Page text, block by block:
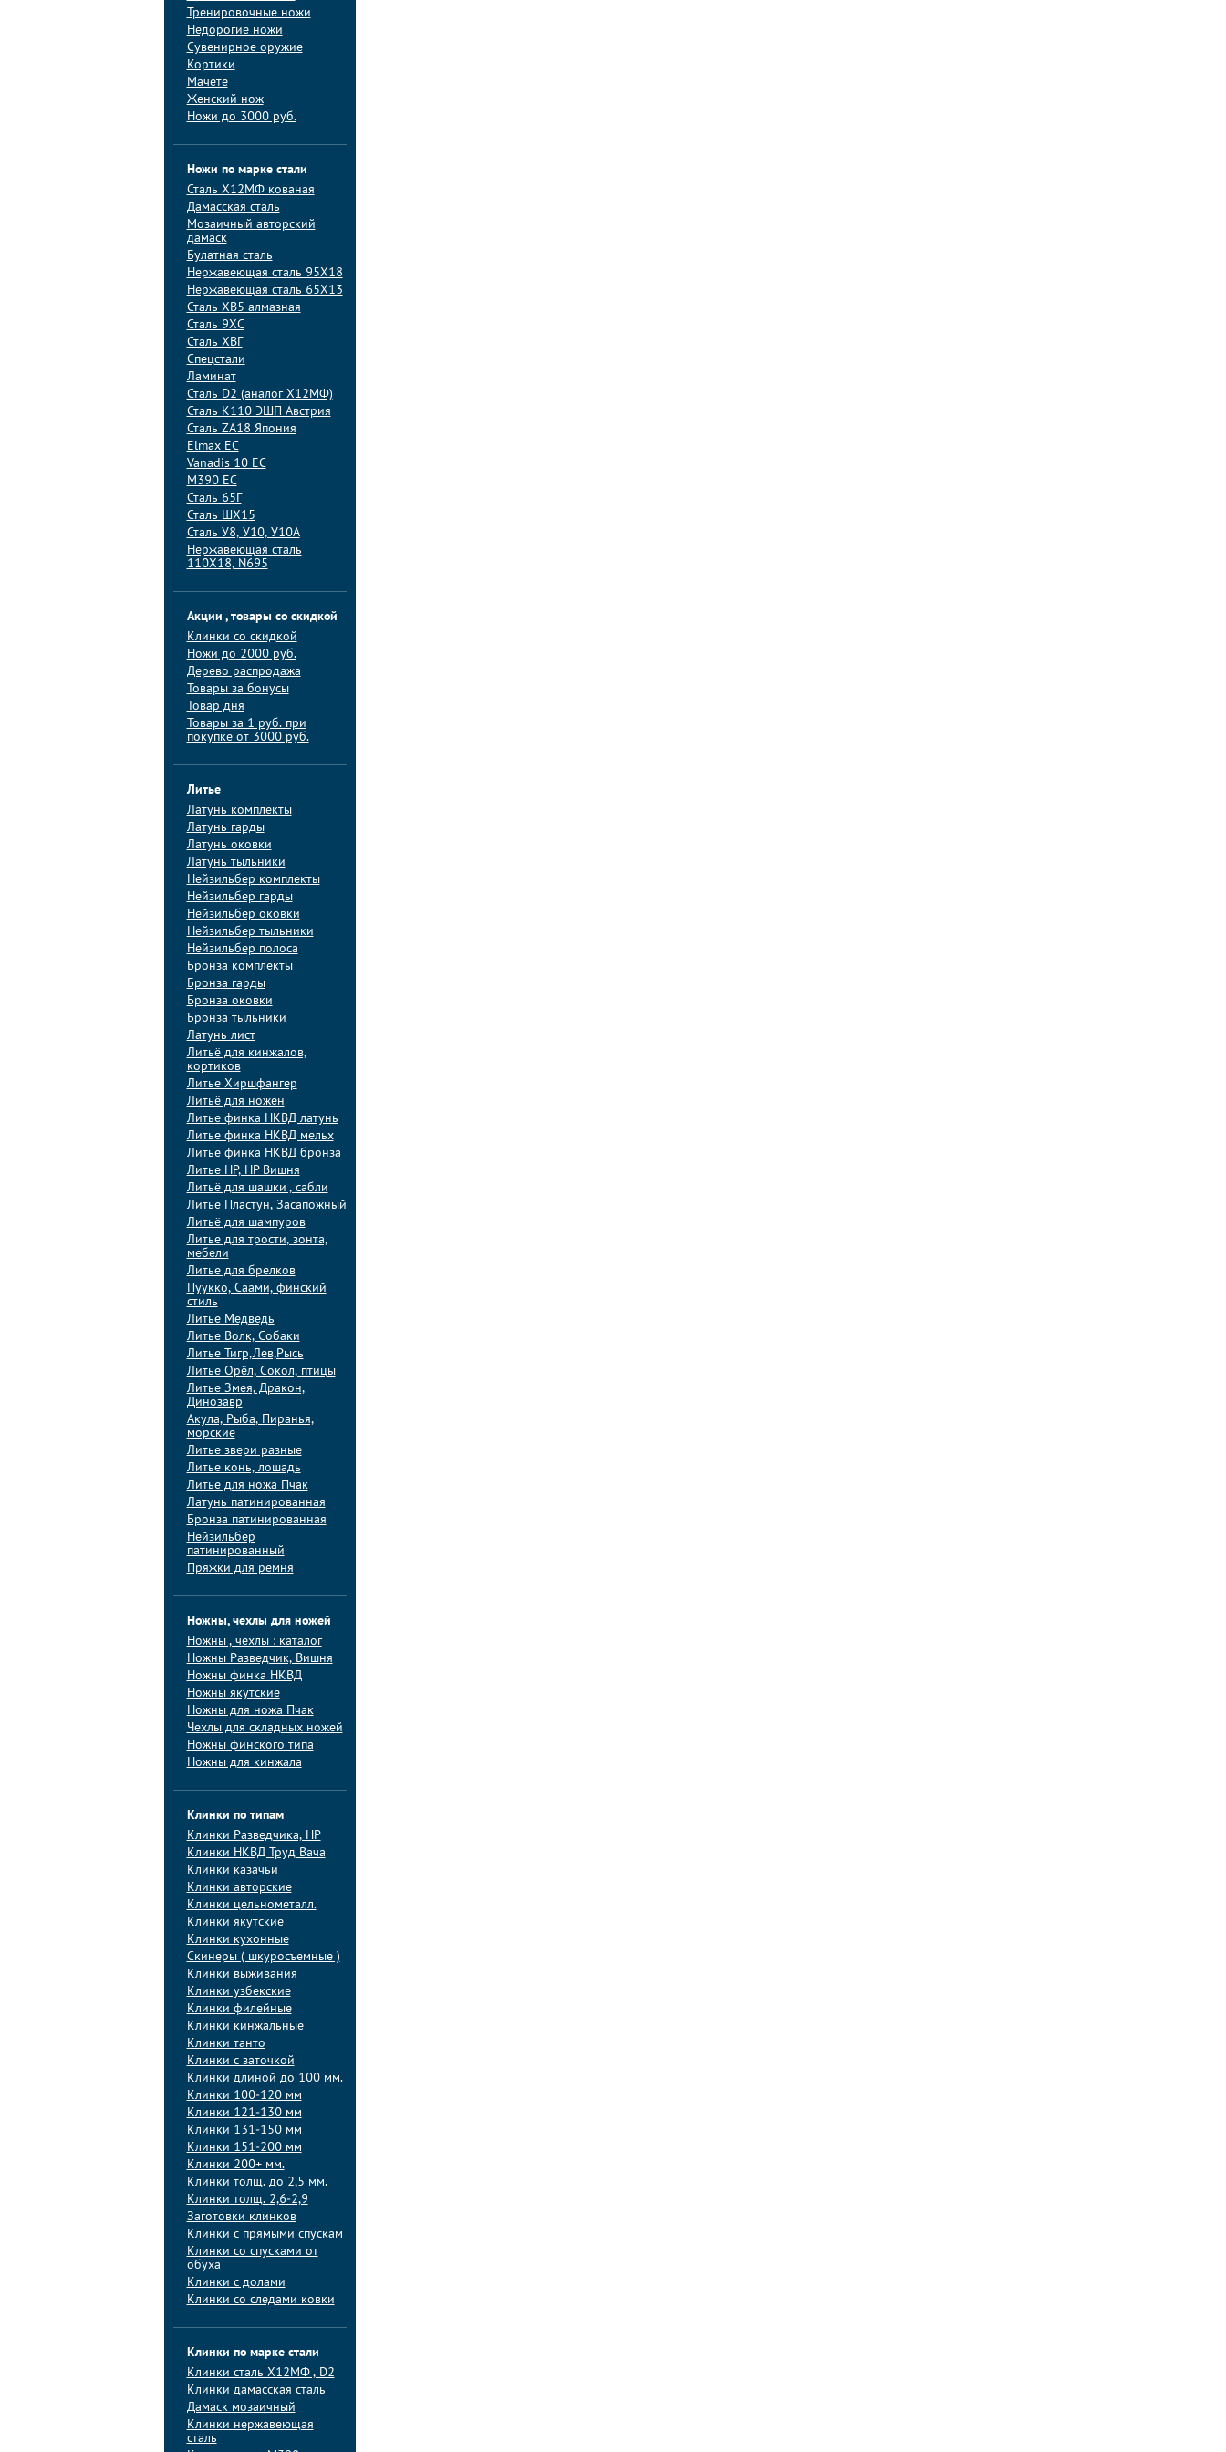
Тренировочные ножи
Недорогие ножи
Сувенирное оружие
Кортики
Мачете
Женский нож
Ножи до 3000 руб.
Ножи по марке стали
Сталь Х12МФ кованая
Дамасская сталь
Мозаичный авторский
дамаск
Булатная сталь
Нержавеющая сталь 95Х18
Нержавеющая сталь 65Х13
Сталь ХВ5 алмазная
Сталь 9ХС
Сталь ХВГ
Спецстали
Ламинат
Сталь D2 (аналог Х12МФ)
Сталь K110 ЭШП Австрия
Сталь ZA18 Япония
Elmax ЕС
Vanadis 10 ЕС
M390 ЕС
Сталь 65Г
Сталь ШХ15
Сталь У8, У10, У10А
Нержавеющая сталь
110Х18, N695
Акции , товары со скидкой
Клинки со скидкой
Ножи до 2000 руб.
Дерево распродажа
Товары за бонусы
Товар дня
Товары за 1 руб. при
покупке от 3000 руб.
Литье
Латунь комплекты
Латунь гарды
Латунь оковки
Латунь тыльники
Нейзильбер комплекты
Нейзильбер гарды
Нейзильбер оковки
Нейзильбер тыльники
Нейзильбер полоса
Бронза комплекты
Бронза гарды
Бронза оковки
Бронза тыльники
Латунь лист
Литьё для кинжалов,
кортиков
Литье Хиршфангер
Литьё для ножен
Литье финка НКВД латунь
Литье финка НКВД мельх
Литье финка НКВД бронза
Литье НР, НР Вишня
Литьё для шашки , сабли
Литье Пластун, Засапожный
Литьё для шампуров
Литье для трости, зонта,
мебели
Литье для брелков
Пуукко, Саами, финский
стиль
Литье Медведь
Литье Волк, Собаки
Литье Тигр,Лев,Рысь
Литье Орёл, Сокол, птицы
Литье Змея, Дракон,
Динозавр
Акула, Рыба, Пиранья,
морские
Литье звери разные
Литье конь, лошадь
Литье для ножа Пчак
Латунь патинированная
Бронза патинированная
Нейзильбер
патинированный
Пряжки для ремня
Ножны, чехлы для ножей
Ножны , чехлы : каталог
Ножны Разведчик, Вишня
Ножны финка НКВД
Ножны якутские
Ножны для ножа Пчак
Чехлы для складных ножей
Ножны финского типа
Ножны для кинжала
Клинки по типам
Клинки Pазведчика, НP
Клинки НКВД Труд Вача
Клинки казачьи
Клинки авторские
Клинки цельнометалл.
Клинки якутские
Клинки кухонные
Скинеры ( шкуросъемные )
Клинки выживания
Клинки узбекские
Клинки филейные
Клинки кинжальные
Клинки танто
Клинки с заточкой
Клинки длиной до 100 мм.
Клинки 100-120 мм
Клинки 121-130 мм
Клинки 131-150 мм
Клинки 151-200 мм
Клинки 200+ мм.
Клинки толщ. до 2,5 мм.
Клинки толщ. 2,6-2,9
Заготовки клинков
Клинки с прямыми спускам
Клинки со спусками от
обуха
Клинки с долами
Клинки со следами ковки
Клинки по марке стали
Клинки сталь Х12МФ , D2
Клинки дамасская сталь
Дамаск мозаичный
Клинки нержавеющая
сталь